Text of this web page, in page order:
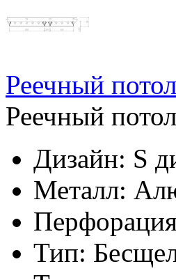
Реечный
Реечный
Дизайн: S
Металл:
Тип: